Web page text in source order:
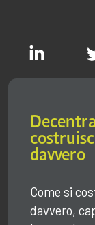
davvero
Come si
davvero,